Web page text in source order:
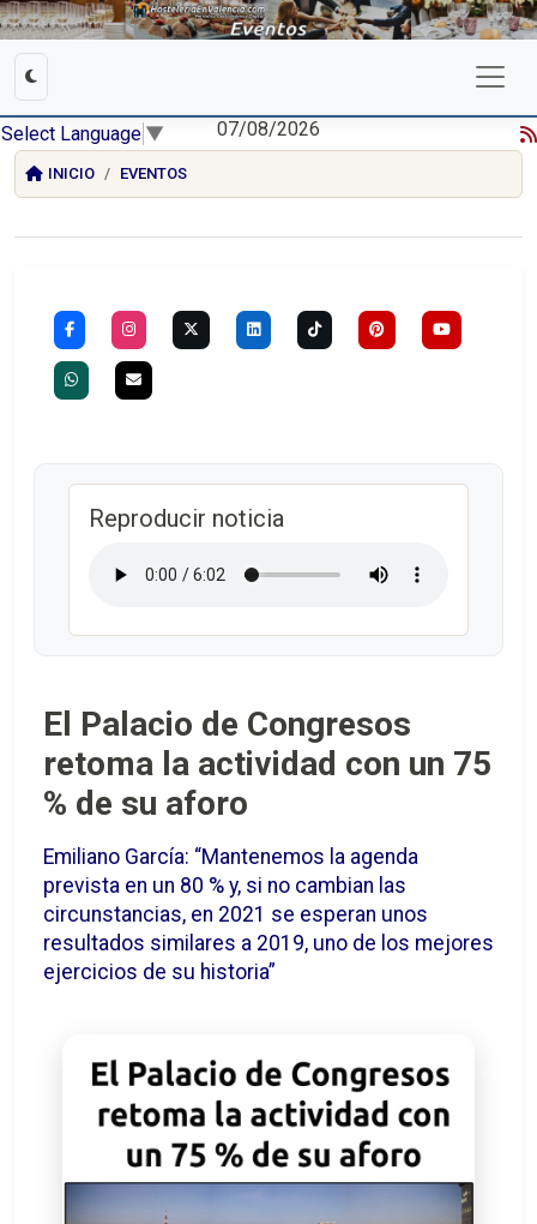
Select Language ▼ 07/08/2026
INICIO EVENTOS
Reproducir noticia
El Palacio de Congresos
retoma la actividad con un 75
% de su aforo
Emiliano García: “Mantenemos la agenda
prevista en un 80 % y, si no cambian las
circunstancias, en 2021 se esperan unos
resultados similares a 2019, uno de los mejores
ejercicios de su historia”